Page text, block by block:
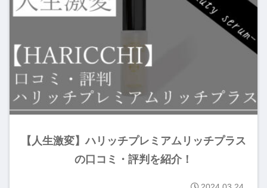
【人生激変】ハリッチプレミアムリッチプラス
の口コミ・評判を紹介！